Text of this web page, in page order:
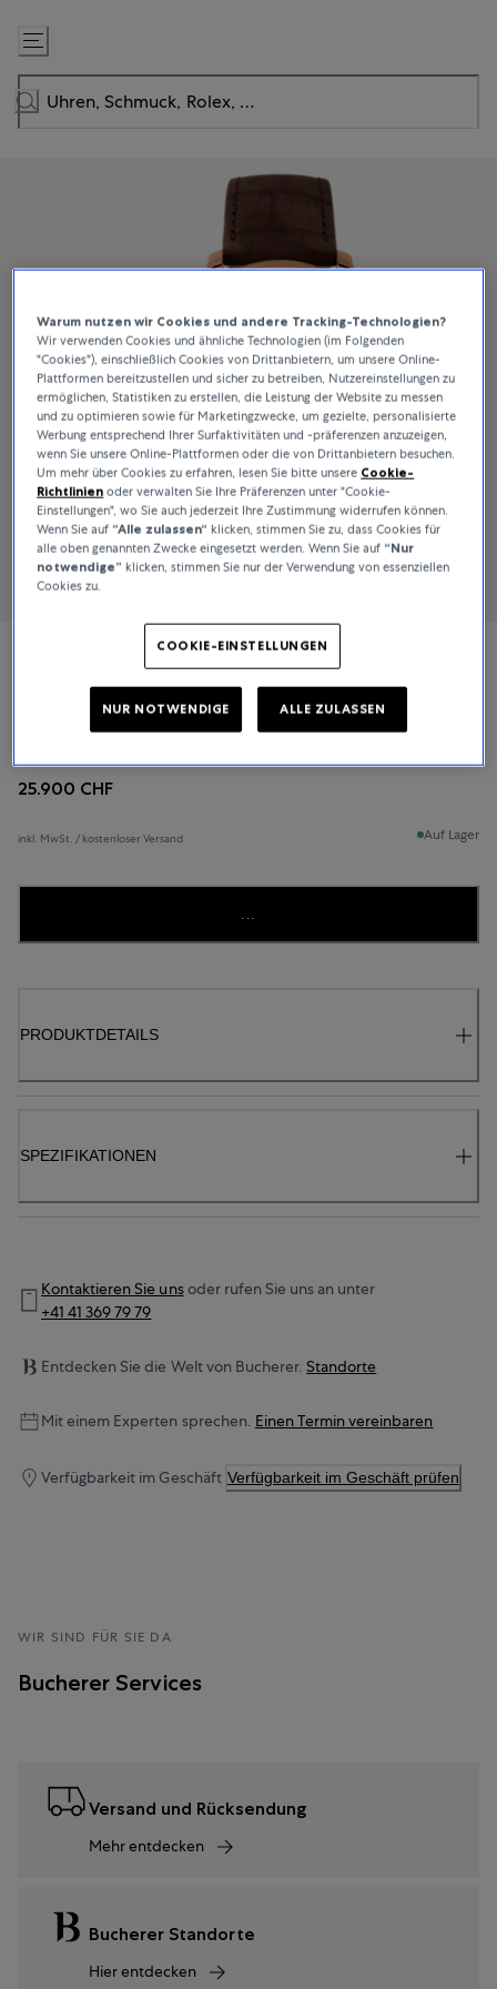
Zum
Inhalt
springen
Glashütte Original
PanoMaticInverse
25.900 CHF
inkl. MwSt. / kostenloser Versand Auf Lager
...
PRODUKTDETAILS
SPEZIFIKATIONEN
Kontaktieren Sie unsoder rufen Sie uns an unter
+41 41 369 79 79
Entdecken Sie die Welt von Bucherer. Standorte
Mit einem Experten sprechen. Einen Termin vereinbaren
Verfügbarkeit im Geschäft Verfügbarkeit im Geschäft prüfen
WIR SIND FÜR SIE DA
Bucherer Services
Versand und Rücksendung
Mehr entdecken
Bucherer Standorte
Hier entdecken
Warum nutzen wir Cookies und andere Tracking-Technologien?
Wir verwenden Cookies und ähnliche Technologien (im Folgenden
"Cookies"), einschließlich Cookies von Drittanbietern, um unsere Online-
Plattformen bereitzustellen und sicher zu betreiben, Nutzereinstellungen zu
ermöglichen, Statistiken zu erstellen, die Leistung der Website zu messen
und zu optimieren sowie für Marketingzwecke, um gezielte, personalisierte
Werbung entsprechend Ihrer Surfaktivitäten und -präferenzen anzuzeigen,
wenn Sie unsere Online-Plattformen oder die von Drittanbietern besuchen.
Um mehr über Cookies zu erfahren, lesen Sie bitte unsere Cookie-
Richtlinien oder verwalten Sie Ihre Präferenzen unter "Cookie-
Einstellungen", wo Sie auch jederzeit Ihre Zustimmung widerrufen können.
Wenn Sie auf “Alle zulassen“ klicken, stimmen Sie zu, dass Cookies für
alle oben genannten Zwecke eingesetzt werden. Wenn Sie auf “Nur
notwendige” klicken, stimmen Sie nur der Verwendung von essenziellen
Cookies zu.
COOKIE-EINSTELLUNGEN
NUR NOTWENDIGE ALLE ZULASSEN